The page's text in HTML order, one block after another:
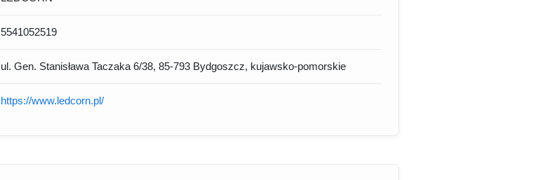
5541052519
ul. Gen. Stanisława Taczaka 6/38, 85-793 Bydgoszcz, kujawsko-pomorskie
https://www.ledcorn.pl/